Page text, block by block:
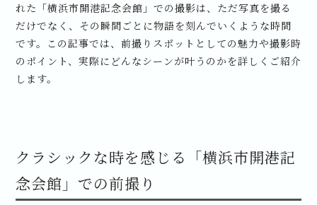
れた「横浜市開港記念会館」での撮影は、ただ写真を撮る
だけでなく、その瞬間ごとに物語を刻んでいくような時間
です。この記事では、前撮りスポットとしての魅力や撮影時
のポイント、実際にどんなシーンが叶うのかを詳しくご紹介
します。
クラシックな時を感じる「横浜市開港記
念会館」での前撮り